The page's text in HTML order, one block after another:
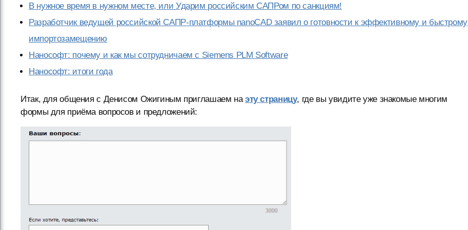
В нужное время в нужном месте, или Ударим российским САПРом по санкциям!
Разработчик ведущей российской САПР-платформы nanoCAD заявил о готовности к эффективному и быстрому
импортозамещению
Нанософт: почему и как мы сотрудничаем с Siemens PLM Software
Нанософт: итоги года
Итак, для общения с Денисом Ожигиным приглашаем наэту страницу, где вы увидите уже знакомые многим
формы для приёма вопросов и предложений: